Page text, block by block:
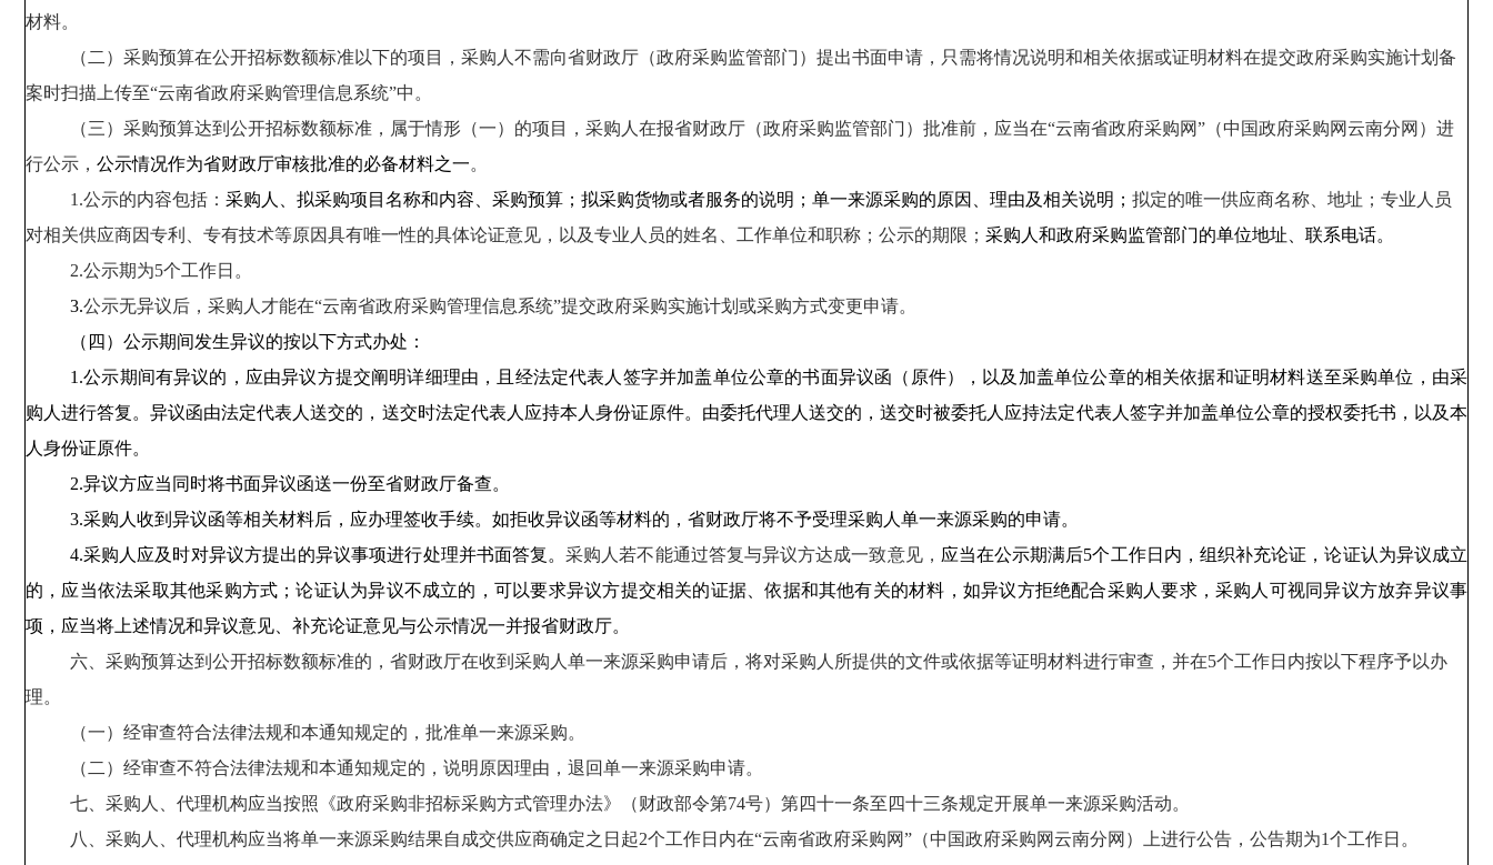
材料。
（二）采购预算在公开招标数额标准以下的项目
，采购人不需向省财政厅（政府采购监管部门）提出书面申请，只需将情况说明和相关依据或证明材料在提交政府采购实施计划备
案时扫描上传至“云南省政府采购管理信息系统”中 。
（三）采购预算达到公开招标数额标准，属于情形（一）的项目 ，采购人 在报省财政厅（政府采购监管部门） 批准前，应当在“云南省政府采购网”（中国政府采购网云南分网）进
行公示， 公示情况作为省财政厅审核批准的必备材料之一。
1.公示的内容包括： 采购人、拟采购项目名称和内容、采购预算；拟采购货物或者服务的说明；单一来源采购的原因、理由及相关说明； 拟定的唯一供应商名称、地址； 专业人员
对相关供应商因专利、专有技术等原因具有唯一性的具体论证意见 ，以及专业人员的姓名、工作单位和职称；公示的期限； 采购人和政府采购监管部门的单位地址、联系电话。
2.公示期为5个工作日 。
3.公示无异议后，采购人才能在“云南省政府采购管理信息系统”提交政府采购实施计划或采购方式变更申请。
（四） 公示期间发生异议的按以下方式办处 ：
1.公示期间有异议的，应由异议方提交阐明详细理由，
且 经法定代表人签字并加盖单位公章的书面异议函（原件），以及加盖单位公章的相关依据和证明材料送至采购单位，由采
购人进行答复 。异议函由法定代表人送交的，送交时法定代表人应持本人身份证原件。由委托代理人送交的，送交时被委托人应持法定代表人签字并加盖单位公章的授权委托书，以及本
人身份证原件。
2.异议方应当同时将书面异议函送一份至省财政厅备查。
3.采购人收到异议函等相关材料后，应办理签收手续。如拒收异议函等材料的，省财政厅将不予受理采购人单一来源采购的申请。
4.采购人应及时对异议方提出的异议事项进行处理并书面答复。采购人若不能通过答复与异议方达成一致意见， 应当在公示期满后5个工作日内，组织补充论证，论证认为异议成立
的，应当依法采取其他采购方式；论证认为异议不成立的，可以要求异议方提交相关的证据、依据和其他有关的材料，如异议方拒绝配合采购人要求，采购人可视同异议方放弃异议事
项，应当将上述情况和异议意见、补充论证意见与公示情况一并报省财政厅。
六、采购预算达到公开招标数额标准的 ，省财政厅在收到采购人单一来源采购申请后，将对采购人所提供的文件或依据等证明材料进行审查，并在5个工作日内按以下程序予以办
理。
（一）经审查符合法律法规和本通知规定的，批准单一来源采购。
（二）经审查不符合法律法规和本通知规定的，说明原因理由，退回单一来源采购申请。
七、采购人、代理机构应当按照《政府采购非招标采购方式管理办法》（财政部令第74号）第四十一条至四十三条规定开展单一来源采购活动。
八、采购人、代理机构应当将单一来源采购结果自成交供应商确定之日起2个工作日内在“云南省政府采购网”（中国政府采购网云南分网）上进行公告，公告期为1个工作日。